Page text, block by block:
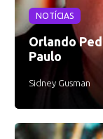
NOTÍCIAS
Orlando
Paulo
Sidney Gusman